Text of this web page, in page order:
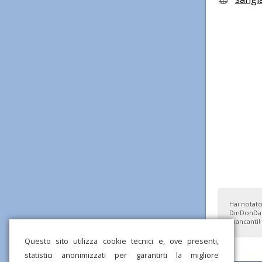
Questo sito utilizza cookie tecnici e, ove presenti,
statistici anonimizzati per garantirti la migliore
Hai
mancanti!